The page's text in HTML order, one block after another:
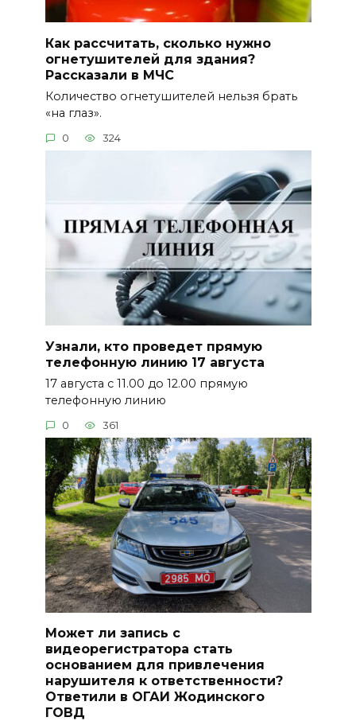
Как рассчитать, сколько нужно
огнетушителей для здания?
Рассказали в МЧС
Количество огнетушителей нельзя брать
«на глаз».
0 324
Узнали, кто проведет прямую
телефонную линию 17 августа
17 августа с 11.00 до 12.00 прямую
телефонную линию
0 361
Может ли запись с
видеорегистратора стать
основанием для привлечения
нарушителя к ответственности?
Ответили в ОГАИ Жодинского
ГОВД